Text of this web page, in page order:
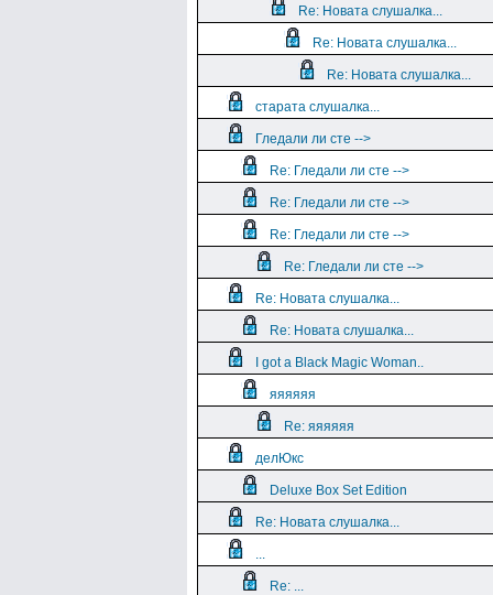
Re: Новата слушалка...
Re: Новата слушалка...
Re: Новата слушалка...
старата слушалка...
Гледали ли сте -->
Re: Гледали ли сте -->
Re: Гледали ли сте -->
Re: Гледали ли сте -->
Re: Гледали ли сте -->
Re: Новата слушалка...
Re: Новата слушалка...
I got a Black Magic Woman..
яяяяяя
Re: яяяяяя
делЮкс
Deluxe Box Set Edition
Re: Новата слушалка...
...
Re: ...